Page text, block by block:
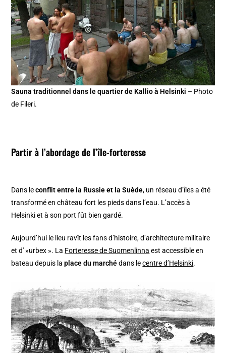
Sauna traditionnel dans le quartier de Kallio à Helsinki – Photo
de Fileri.
Partir à l’abordage de l’île-forteresse
Dans leconflit entre la Russie et la Suède, un réseau d’îles a été
transformé en château fort les pieds dans l’eau. L’accès à
Helsinki et à son port fût bien gardé.
Aujourd’hui le lieu ravît les fans d’histoire, d’architecture militaire
et d' »urbex ». La Forteresse de Suomenlinna est accessible en
bateau depuis laplace du marchédans lecentre d’Helsinki.